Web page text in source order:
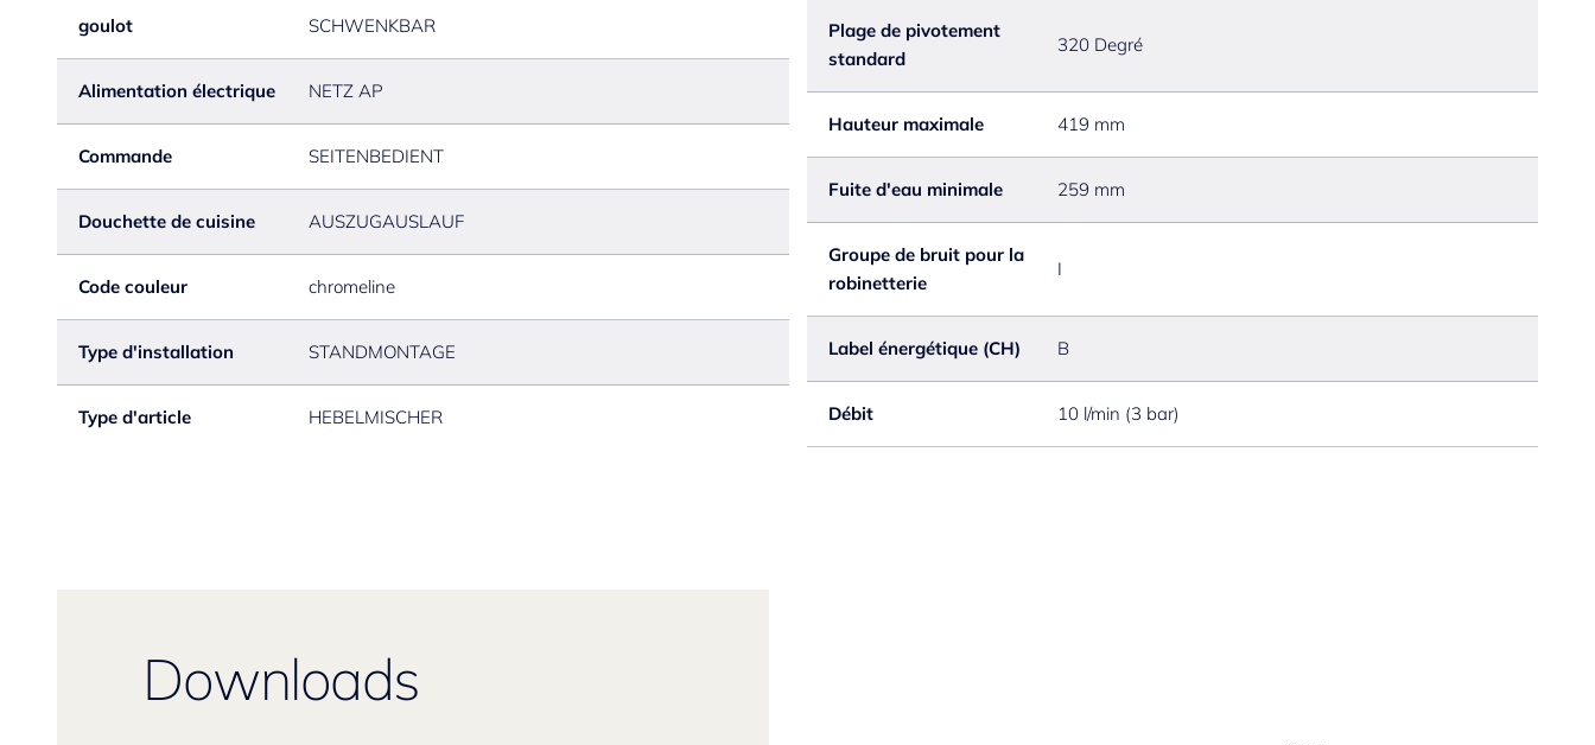
goulot SCHWENKBAR
Alimentation électrique NETZ AP
Commande SEITENBEDIENT
Douchette de cuisine AUSZUGAUSLAUF
Code couleur chromeline
Type d'installation STANDMONTAGE
Type d'article HEBELMISCHER
Plage de pivotement
standard
320 Degré
Hauteur maximale 419 mm
Fuite d'eau minimale 259 mm
Groupe de bruit pour la
robinetterie
I
Label énergétique (CH) B
Débit 10 l/min (3 bar)
Downloads